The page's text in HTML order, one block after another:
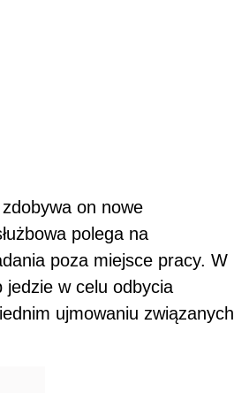
on nowe
polega na
poza miejsce pracy. W
jedzie w celu odbycia
ujmowaniu związanych